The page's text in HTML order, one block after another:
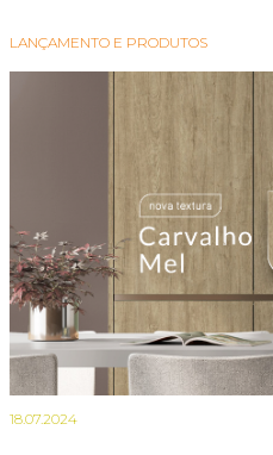
LANÇAMENTO E PRODUTOS
18.07.2024